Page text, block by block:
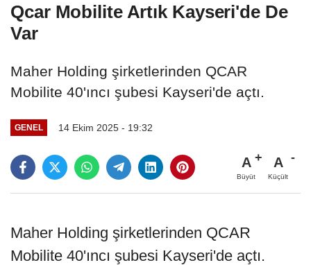
Qcar Mobilite Artık Kayseri'de De
Var
Maher Holding şirketlerinden QCAR
Mobilite 40'ıncı şubesi Kayseri'de açtı.
GENEL 14 Ekim 2025 - 19:32
A
Büyüt
A
Küçült
Maher Holding şirketlerinden QCAR
Mobilite 40'ıncı şubesi Kayseri'de açtı.